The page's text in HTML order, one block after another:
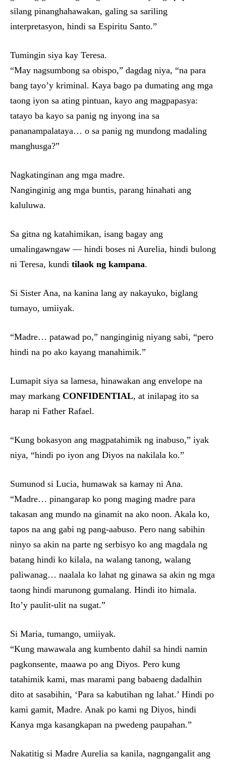
silang pinanghahawakan, galing sa sariling
interpretasyon, hindi sa Espiritu Santo.”
Tumingin siya kay Teresa.
“May nagsumbong sa obispo,” dagdag niya, “na para
bang tayo’y kriminal. Kaya bago pa dumating ang mga
taong iyon sa ating pintuan, kayo ang magpapasya:
tatayo ba kayo sa panig ng inyong ina sa
pananampalataya… o sa panig ng mundong madaling
manghusga?”
Nagkatinginan ang mga madre.
Nanginginig ang mga buntis, parang hinahati ang
kaluluwa.
Sa gitna ng katahimikan, isang bagay ang
umalingawngaw — hindi boses ni Aurelia, hindi bulong
ni Teresa, kundi tilaok ng kampana.
Si Sister Ana, na kanina lang ay nakayuko, biglang
tumayo, umiiyak.
“Madre… patawad po,” nanginginig niyang sabi, “pero
hindi na po ako kayang manahimik.”
Lumapit siya sa lamesa, hinawakan ang envelope na
may markang CONFIDENTIAL, at inilapag ito sa
harap ni Father Rafael.
“Kung bokasyon ang magpatahimik ng inabuso,” iyak
niya, “hindi po iyon ang Diyos na nakilala ko.”
Sumunod si Lucia, humawak sa kamay ni Ana.
“Madre… pinangarap ko pong maging madre para
takasan ang mundo na ginamit na ako noon. Akala ko,
tapos na ang gabi ng pang-aabuso. Pero nang sabihin
ninyo sa akin na parte ng serbisyo ko ang magdala ng
batang hindi ko kilala, na walang tanong, walang
paliwanag… naalala ko lahat ng ginawa sa akin ng mga
taong hindi marunong gumalang. Hindi ito himala.
Ito’y paulit-ulit na sugat.”
Si Maria, tumango, umiiyak.
“Kung mawawala ang kumbento dahil sa hindi namin
pagkonsente, maawa po ang Diyos. Pero kung
tatahimik kami, mas marami pang babaeng dadalhin
dito at sasabihin, ‘Para sa kabutihan ng lahat.’ Hindi po
kami gamit, Madre. Anak po kami ng Diyos, hindi
Kanya mga kasangkapan na pwedeng paupahan.”
Nakatitig si Madre Aurelia sa kanila, nagngangalit ang